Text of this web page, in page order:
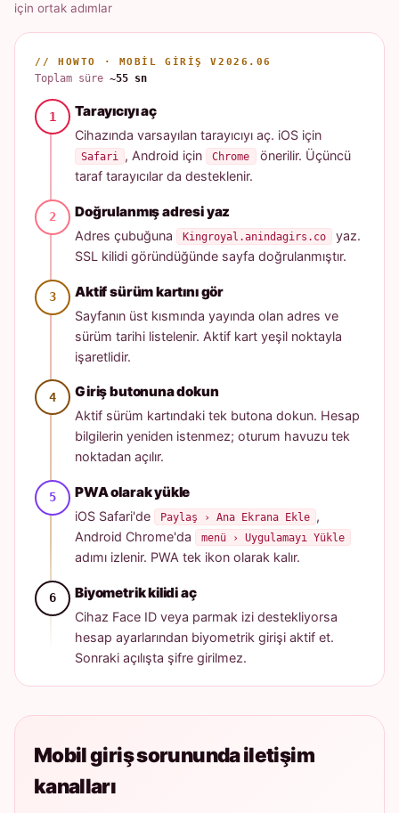
için ortak adımlar
// HOWTO · MOBIL GIRIŞ V2026.06
Toplam süre~55 sn
Tarayıcıyı aç
Cihazında varsayılan tarayıcıyı aç. iOS için
Safari , Android için Chrome
önerilir. Üçüncü
taraf tarayıcılar da desteklenir.
Doğrulanmış adresi yaz
Adres çubuğuna Kingroyal.anindagirs.co
yaz.
SSL kilidi göründüğünde sayfa doğrulanmıştır.
Aktif sürüm kartını gör
Sayfanın üst kısmında yayında olan adres ve
sürüm tarihi listelenir. Aktif kart yeşil noktayla
işaretlidir.
Giriş butonuna dokun
Aktif sürüm kartındaki tek butona dokun. Hesap
bilgilerin yeniden istenmez; oturum havuzu tek
noktadan açılır.
PWA olarak yükle
iOS Safari'de Paylaş › Ana Ekrana Ekle ,
Android Chrome'da
menü › Uygulamayı Yükle
adımı izlenir. PWA tek ikon olarak kalır.
Biyometrik kilidi aç
Cihaz Face ID veya parmak izi destekliyorsa
hesap ayarlarından biyometrik girişi aktif et.
Sonraki açılışta şifre girilmez.
Mobil giriş sorununda iletişim
kanalları